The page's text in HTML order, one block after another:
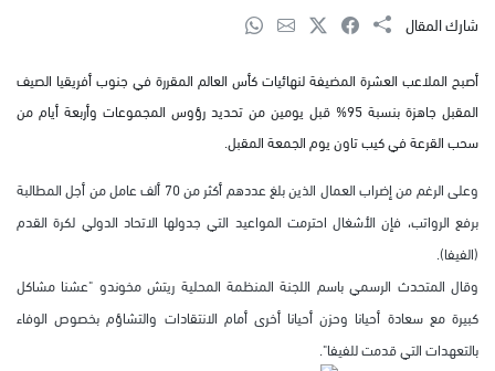
شارك المقال
أصبح الملاعب العشرة المضيفة لنهائيات كأس العالم المقررة في جنوب أفريقيا الصيف
المقبل جاهزة بنسبة 95% قبل يومين من تحديد رؤوس المجموعات وأربعة أيام من
سحب القرعة في كيب تاون يوم الجمعة المقبل.
وعلى الرغم من إضراب العمال الذين بلغ عددهم أكثر من 70 ألف عامل من أجل المطالبة
برفع الرواتب، فإن الأشغال احترمت المواعيد التي جدولها الاتحاد الدولي لكرة القدم
(الفيفا).
وقال المتحدث الرسمي باسم اللجنة المنظمة المحلية ريتش مخوندو "عشنا مشاكل
كبيرة مع سعادة أحيانا وحزن أحيانا أخرى أمام الانتقادات والتشاؤم بخصوص الوفاء
بالتعهدات التي قدمت للفيفا".